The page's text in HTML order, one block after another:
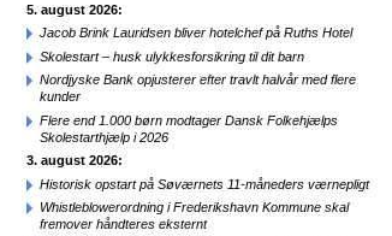
5. august 2026:
Jacob Brink Lauridsen bliver hotelchef på Ruths Hotel
Skolestart – husk ulykkesforsikring til dit barn
Nordjyske Bank opjusterer efter travlt halvår med flere
kunder
Flere end 1.000 børn modtager Dansk Folkehjælps
Skolestarthjælp i 2026
3. august 2026:
Historisk opstart på Søværnets 11-måneders værnepligt
Whistleblowerordning i Frederikshavn Kommune skal
fremover håndteres eksternt